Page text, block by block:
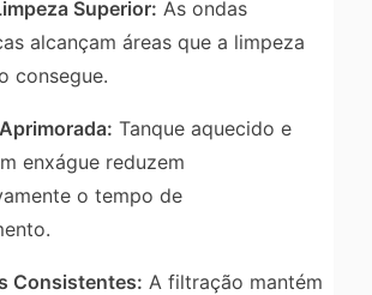
Superior: As ondas
alcançam áreas que a limpeza
consegue.
Tanque aquecido e
enxágue reduzem
o tempo de
Consistentes: A filtração mantém